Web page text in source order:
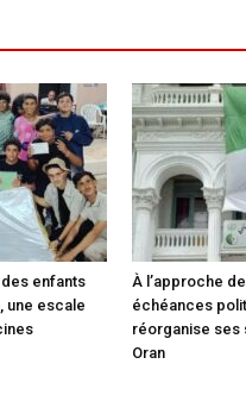
enfants
une escale
À l’approche
échéances
réorganise ses
Oran